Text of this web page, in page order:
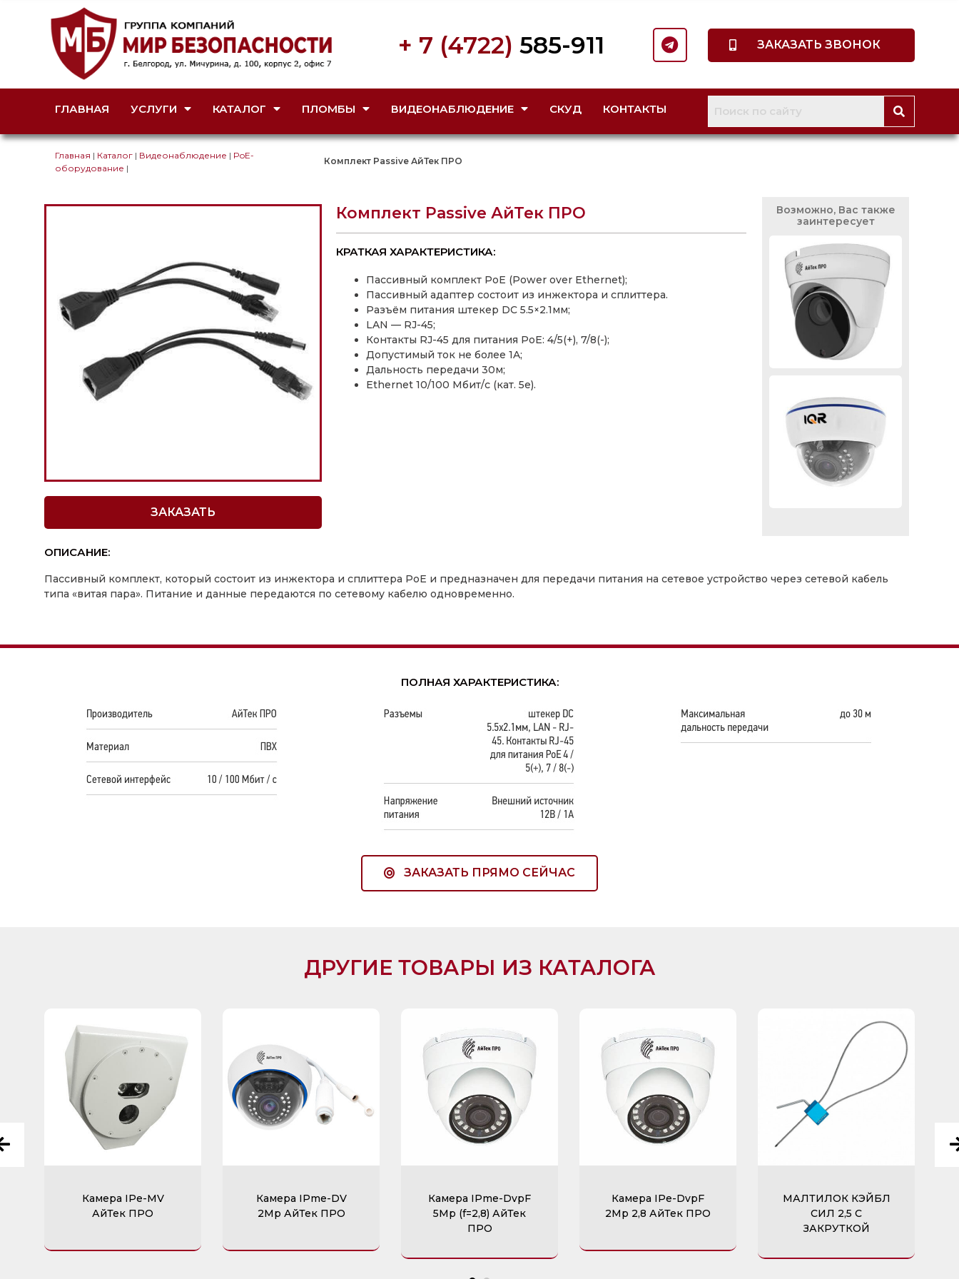
+ 7 (4722) 585-911 ЗАКАЗАТЬ ЗВОНОК
ГЛАВНАЯ УСЛУГИ КАТАЛОГ ПЛОМБЫ ВИДЕОНАБЛЮДЕНИЕ СКУД КОНТАКТЫ
Главная | Каталог | Видеонаблюдение | PoE-
оборудование |
Комплект Passive АйТек ПРО
ЗАКАЗАТЬ
Комплект Passive АйТек ПРО
КРАТКАЯ ХАРАКТЕРИСТИКА:
Пассивный комплект PoE (Power over Ethernet);
Пассивный адаптер состоит из инжектора и сплиттера.
Разъём питания штекер DC 5.5×2.1мм;
LAN — RJ-45;
Контакты RJ-45 для питания PoE: 4/5(+), 7/8(-);
Допустимый ток не более 1A;
Дальность передачи 30м;
Ethernet 10/100 Мбит/с (кат. 5e).
Возможно, Вас также
заинтересует
ОПИСАНИЕ:
Пассивный комплект, который состоит из инжектора и сплиттера PoE и предназначен для передачи питания на сетевое устройство через сетевой кабель
типа «витая пара». Питание и данные передаются по сетевому кабелю одновременно.
ПОЛНАЯ ХАРАКТЕРИСТИКА:
ЗАКАЗАТЬ ПРЯМО СЕЙЧАС
ДРУГИЕ ТОВАРЫ ИЗ КАТАЛОГА
Камера IPe-MV
АйТек ПРО
Камера IPme-DV
2Mp АйТек ПРО
Камера IPme-DvpF
5Mp (f=2,8) АйТек
ПРО
Камера IPe-DvpF
2Mp 2,8 АйТек ПРО
МАЛТИЛОК КЭЙБЛ
СИЛ 2,5 С
ЗАКРУТКОЙ